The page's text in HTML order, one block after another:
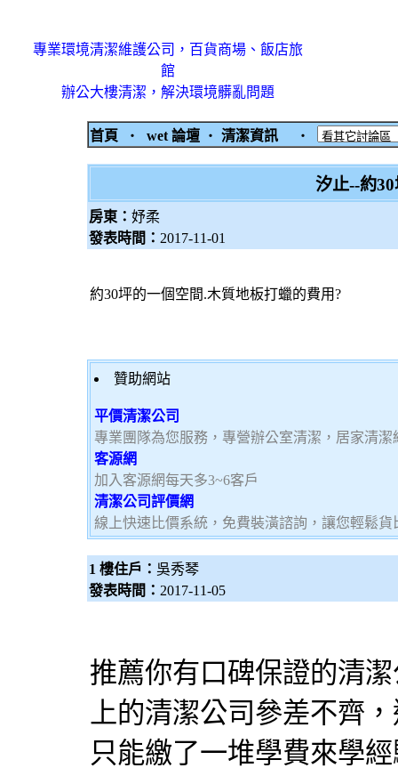
專業環境清潔維護公司，百貨商場、飯店旅
館
辦公大樓清潔，解決環境髒亂問題
首頁 ‧ wet 論壇 ‧ 清潔資訊 ‧
汐止--約
房東： 妤柔
發表時間： 2017-11-01
約30坪的一個空間.木質地板打蠟的費用?
贊助網站
平價清潔公司
專業團隊為您服務，專營辦公室清潔，居家清
客源網
加入客源網每天多3~6客戶
清潔公司評價網
線上快速比價系統，免費裝潢諮詢，讓您輕鬆貨
1 樓住戶： 吳秀琴
發表時間： 2017-11-05
推薦你有口碑保證的清
上的清潔公司參差不齊
只能繳了一堆學費來學